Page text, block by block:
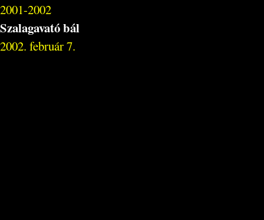
2001-2002
Szalagavató bál
2002. február 7.